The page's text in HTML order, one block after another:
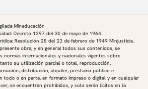
Mineducación
Decreto 1297 del 30 de mayo de 1964.
Resolución 28 del 23 de febrero de 1949 Minjusticia.
obra, y en general todos sus contenidos, se
normas internacionales y nacionales vigentes sobre
su utilización parcial o total, reproducción,
distribución, alquiler, préstamo público e
todo o en parte, en formato impreso o digital y en cualquier
se encuentran prohibidos, y solo serán lícitos en la